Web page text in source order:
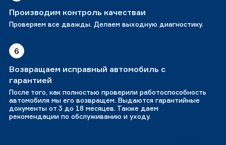
Производим контроль качестваи
Проверяем все дважды. Делаем выходную диагностику.
6
Возвращаем исправный автомобиль с
гарантией
После того, как полностью проверили работоспособность
автомобиля мы его возвращем. Выдаются гарантийные
документы от 3 до 18 месяцев. Также даем
рекомендации по обслуживанию и уходу.